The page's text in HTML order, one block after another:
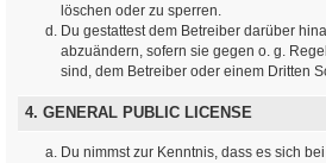
löschen oder zu sperren.
Du gestattest dem Betreiber darüber
abzuändern, sofern sie gegen o. g.
sind, dem Betreiber oder einem Dritten
4. GENERAL PUBLIC LICENSE
Du nimmst zur Kenntnis, dass es sich